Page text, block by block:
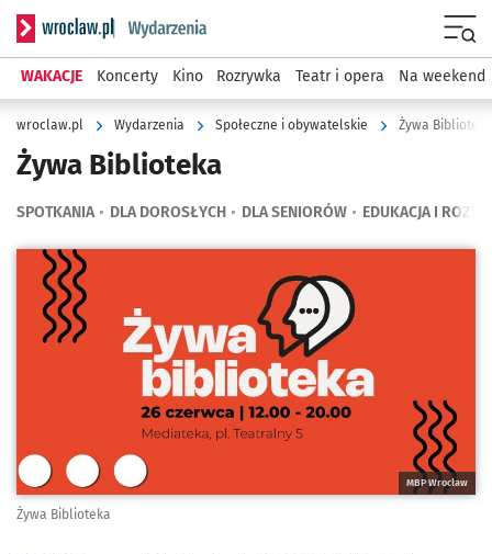
Serwis informacyjny wroclaw.pl podserwis: Wydarzenia
WAKACJE Koncerty Kino Rozrywka Teatr i opera Na weekend
wroclaw.pl Wydarzenia Społeczne i obywatelskie Żywa Biblioteka
Żywa Biblioteka
SPOTKANIA DLA DOROSŁYCH DLA SENIORÓW EDUKACJA I
Kliknij, aby powiększyć
MBP Wrocław
Żywa Biblioteka